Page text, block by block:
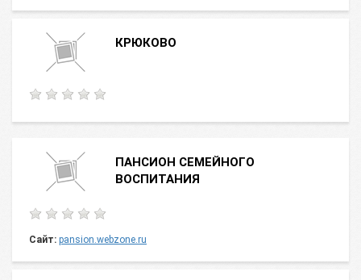
КРЮКОВО
ПАНСИОН СЕМЕЙНОГО
ВОСПИТАНИЯ
Сайт: pansion.webzone.ru